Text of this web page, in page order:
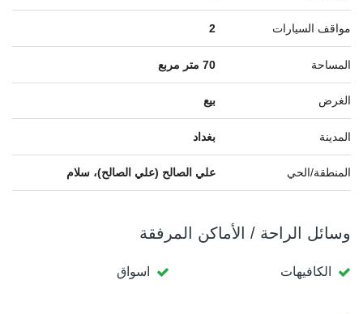
مواقف السيارات 2
المساحة 70 متر مربع
الغرض بيع
المدينة بغداد
المنطقة/الحي علي الصالح (علي الصالح)، سلام
وسائل الراحة / الأماكن المرفقة
الكافيهات اسواق